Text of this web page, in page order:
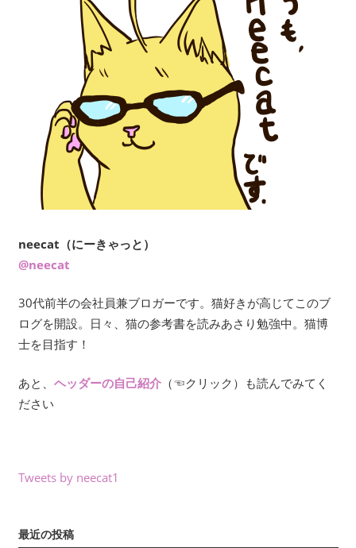
neecat（にーきゃっと）
@neecat
30代前半の会社員兼ブロガーです。猫好きが高じてこのブ
ログを開設。日々、猫の参考書を読みあさり勉強中。猫博
士を目指す！
あと、 ヘッダーの自己紹介（☜クリック）も読んでみてく
ださい
Tweets by neecat1
最近の投稿